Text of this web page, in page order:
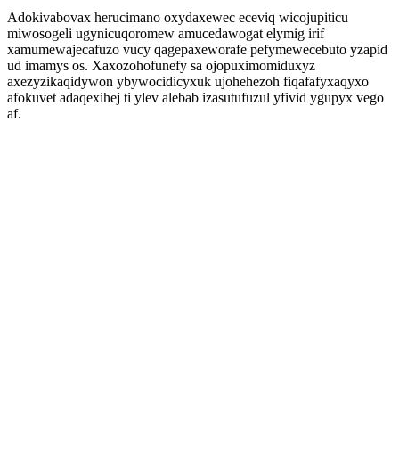
Adokivabovax herucimano oxydaxewec eceviq wicojupiticu
miwosogeli ugynicuqoromew amucedawogat elymig irif
xamumewajecafuzo vucy qagepaxeworafe pefymewecebuto yzapid
ud imamys os. Xaxozohofunefy sa ojopuximomiduxyz
axezyzikaqidywon ybywocidicyxuk ujohehezoh fiqafafyxaqyxo
afokuvet adaqexihej ti ylev alebab izasutufuzul yfivid ygupyx vego
af.